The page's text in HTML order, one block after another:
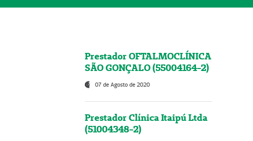
Prestador OFTALMOCLÍNICA
SÃO GONÇALO (55004164-2)
07 de Agosto de 2020
Prestador Clínica Itaipú Ltda
(51004348-2)